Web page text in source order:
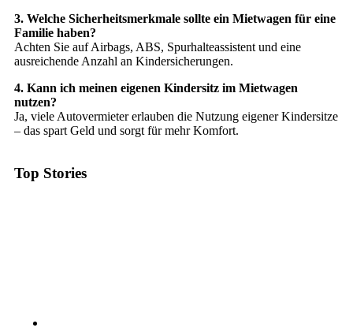
3. Welche Sicherheitsmerkmale sollte ein Mietwagen für eine
Familie haben?
Achten Sie auf Airbags, ABS, Spurhalteassistent und eine
ausreichende Anzahl an Kindersicherungen.
4. Kann ich meinen eigenen Kindersitz im Mietwagen
nutzen?
Ja, viele Autovermieter erlauben die Nutzung eigener Kindersitze
– das spart Geld und sorgt für mehr Komfort.
Top Stories